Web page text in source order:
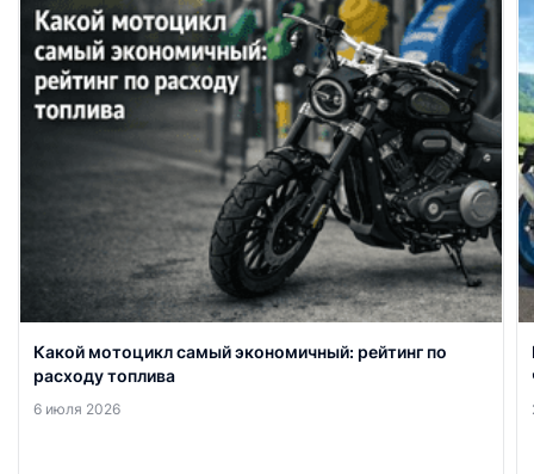
Какой мотоцикл самый экономичный: рейтинг по
расходу топлива
6 июля 2026